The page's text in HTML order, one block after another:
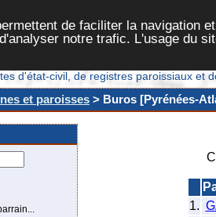
de faciliter la navigation
notre trafic. L'usage du
d'état-civil, de registres paroissiaux et
et paroisses > Buros [Pyrénées-
1.